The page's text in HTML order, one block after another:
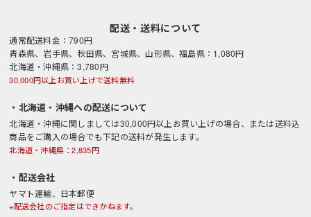
配送・送料について
通常配送料金：790円
青森県、岩手県、秋田県、宮城県、山形県、福島県：1,080円
北海道・沖縄県：3,780円
30,000円以上お買い上げで送料無料
・北海道・沖縄への配送について
北海道・沖縄に関しましては30,000円以上お買い上げの場合、または送料込
商品をご購入の場合でも下記の送料が発生します。
北海道・沖縄県：2,835円
・配送会社
ヤマト運輸、日本郵便
※配送会社のご指定はできかねます。